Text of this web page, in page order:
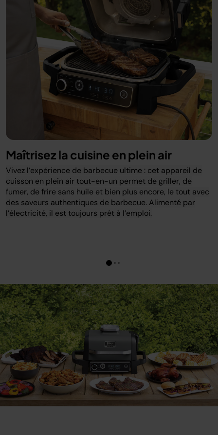
Maîtrisez la cuisine en plein air
Vivez l’expérience de barbecue ultime : cet appareil de
cuisson en plein air tout-en-un permet de griller, de
fumer, de frire sans huile et bien plus encore, le tout avec
des saveurs authentiques de barbecue. Alimenté par
l’électricité, il est toujours prêt à l’emploi.